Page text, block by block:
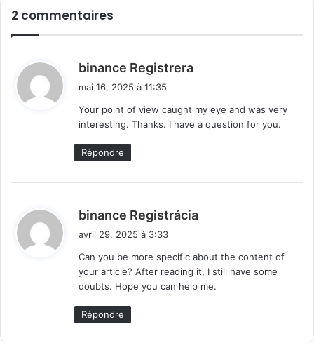
2 commentaires
binance Registrera
:
mai 16, 2025 à 11:35
Your point of view caught my eye and was very
interesting. Thanks. I have a question for you.
Répondre
binance Registrácia
:
avril 29, 2025 à 3:33
Can you be more specific about the content of
your article? After reading it, I still have some
doubts. Hope you can help me.
Répondre